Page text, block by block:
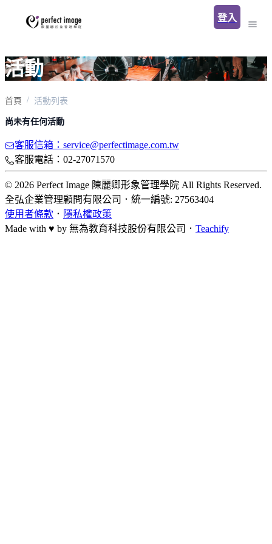
登入
活動
首頁 活動列表
尚未有任何活動
客服信箱：service@perfectimage.com.tw
客服電話：02-27071570
© 2026 Perfect Image 陳麗卿形象管理學院 All Rights Reserved.
全弘企業管理顧問有限公司 ． 統一編號: 27563404
使用者條款 ． 隱私權政策
Made with ♥ by 無為教育科技股份有限公司． Teachify